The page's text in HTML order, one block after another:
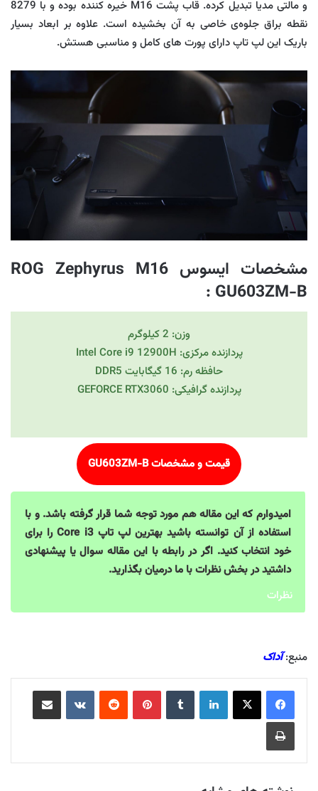
و مالتی مدیا تبدیل کرده. قاب پشت M16 خیره کننده بوده و با 8279
نقطه براق جلوه‌ی خاصی به آن بخشیده است. علاوه بر ابعاد بسیار
باریک این لپ تاپ دارای پورت های کامل و مناسبی هستش.
مشخصات ایسوس ROG Zephyrus M16
GU603ZM-B
:
وزن: 2 کیلوگرم
پردازنده مرکزی: Intel Core i9 12900H
حافظه رم: 16 گیگابایت DDR5
پردازنده گرافیکی: GEFORCE RTX3060
قیمت و مشخصات GU603ZM-B
امیدوارم که این مقاله هم مورد توجه شما قرار گرفته باشد. و با
استفاده از آن توانسته باشید بهترین لپ تاپ Core i3 را برای
خود انتخاب کنید. اگر در رابطه با این مقاله سوال یا پیشنهادی
داشتید در بخش نظرات با ما درمیان بگذارید.
نظرات
منبع: آداک
لینکدین ‫پین‌ترست ‫رددیت
چاپ